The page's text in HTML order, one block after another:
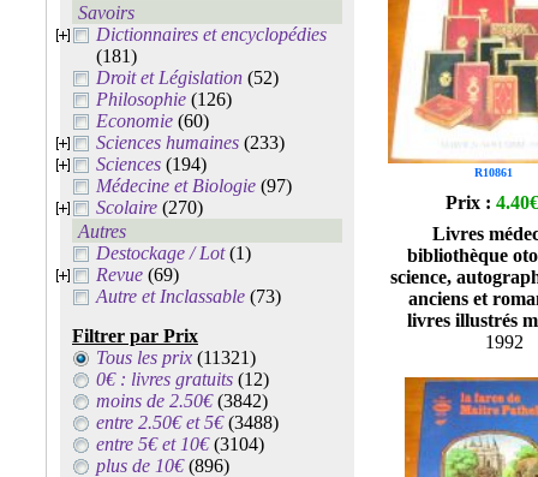
Savoirs
Dictionnaires et encyclopédies
(181)
Droit et Législation (52)
Philosophie (126)
Economie (60)
Sciences humaines (233)
Sciences (194)
Médecine et Biologie (97)
Scolaire (270)
Autres
Destockage / Lot(1)
Revue (69)
Autre et Inclassable (73)
Filtrer par Prix
Tous les prix (11321)
0€ : livres gratuits (12)
moins de 2.50€(3842)
entre 2.50€ et 5€(3488)
entre 5€ et 10€(3104)
plus de 10€(896)
R10861
Prix : 4.40€
Livres
bibliothèque
science,
anciens et
livres illustrés
1992